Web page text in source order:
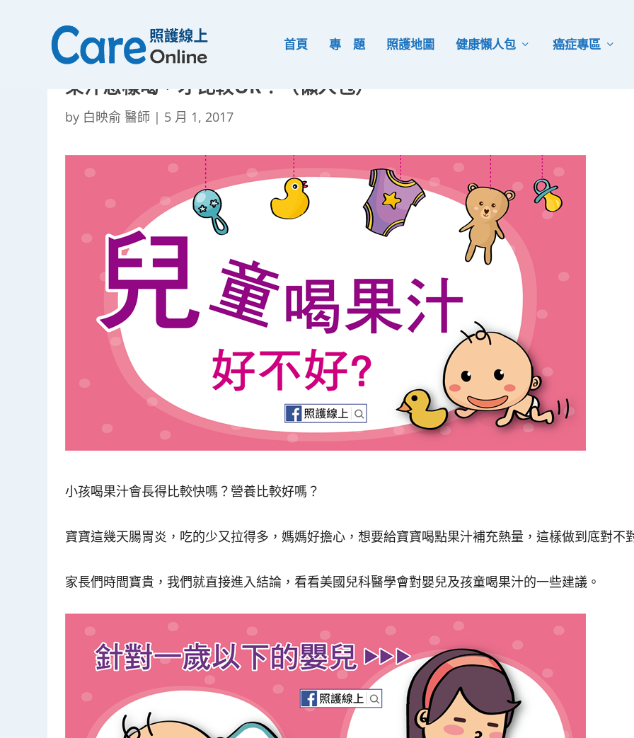
首頁 專 題 照護地圖 健康懶人包 癌症專區
果汁怎樣喝，才比較OK？（懶人包）
by 白映俞 醫師 | 5 月 1, 2017
小孩喝果汁會長得比較快嗎？營養比較好嗎？
寶寶這幾天腸胃炎，吃的少又拉得多，媽媽好擔心，想要給寶寶喝點果汁補充熱量，這樣做到底對不
家長們時間寶貴，我們就直接進入結論，看看美國兒科醫學會對嬰兒及孩童喝果汁的一些建議。